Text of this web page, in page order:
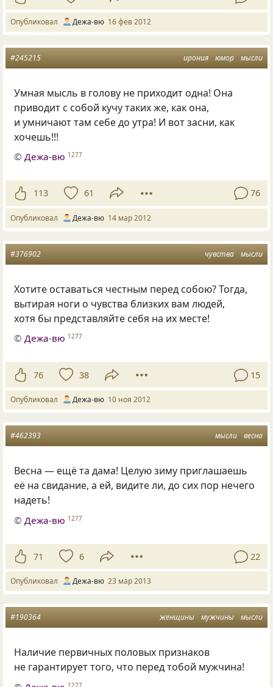
Опубликовал Дежа-вю 16 фев 2012
ирония юмор мысли
#245215
Умная мысль в голову не приходит одна! Она
приводит с собой кучу таких же, как она,
и умничают там себе до утра! И вот засни, как
хочешь!!!
©Дежа-вю 1277
113 61 76
Опубликовал Дежа-вю 14 мар 2012
чувства мысли
#376902
Хотите оставаться честным перед собою? Тогда,
вытирая ноги о чувства близких вам людей,
хотя бы представляйте себя на их месте!
©Дежа-вю 1277
76 38 15
Опубликовал Дежа-вю 10 ноя 2012
мысли весна
#462393
Весна — ещё та дама! Целую зиму приглашаешь
её на свидание, а ей, видите ли, до сих пор нечего
надеть!
© Дежа-вю 1277
71 6 22
Опубликовал Дежа-вю 23 мар 2013
женщины мужчины мысли
#190364
Наличие первичных половых признаков
не гарантирует того, что перед тобой мужчина!
1277